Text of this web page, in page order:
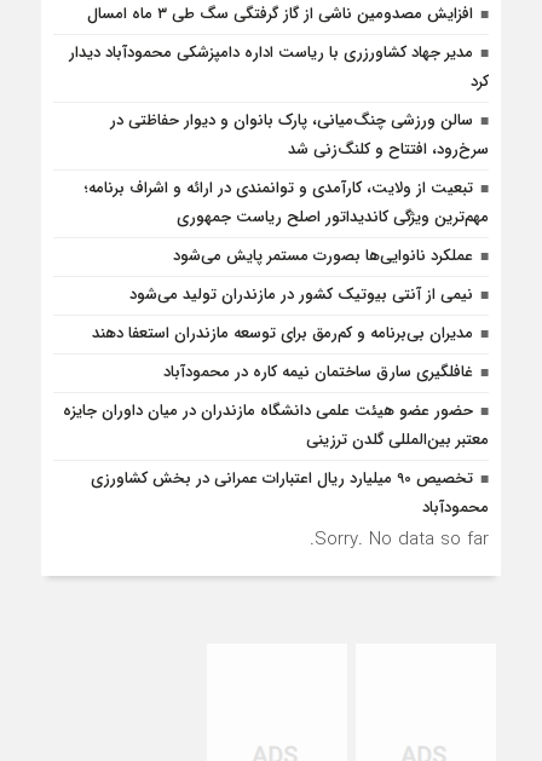
افزایش مصدومین ناشی از گاز گرفتگی سگ طی ۳ ماه امسال
مدیر جهاد کشاورزری با ریاست اداره دامپزشکی محمودآباد دیدار
کرد
سالن ورزشی چنگ‌میانی، پارک بانوان و دیوار حفاظتی در
سرخ‌رود، افتتاح و کلنگ‌زنی شد
تبعیت از ولایت، کارآمدی و توانمندی در ارائه و اشراف برنامه؛
مهم‌ترین ویژگی کاندیداتور اصلح ریاست جمهوری
عملکرد نانوایی‌ها بصورت مستمر پایش می‌شود
نیمی از آنتی بیوتیک کشور در مازندران تولید می‌شود
مدیران بی‌برنامه و کم‌رمق برای توسعه مازندران استعفا دهند
غافلگيري سارق ساختمان نيمه کاره در محمودآباد
حضور عضو هیئت علمی دانشگاه مازندران در میان داوران جایزه
معتبر بین‌المللی گلدن ترزینی
تخصیص 90 میلیارد ریال اعتبارات عمرانی در بخش کشاورزی
محمودآباد
Sorry. No data so far.